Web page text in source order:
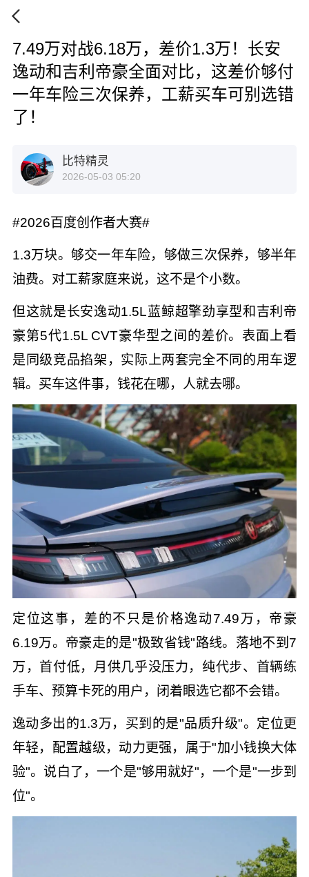
7.49万对战6.18万，差价1.3万！长安
逸动和吉利帝豪全面对比，这差价够付
一年车险三次保养，工薪买车可别选错
了！
比特精灵
2026-05-03 05:20
#2026百度创作者大赛#
1.3万块。够交一年车险，够做三次保养，够半年
油费。对工薪家庭来说，这不是个小数。
但这就是长安逸动1.5L蓝鲸超擎劲享型和吉利帝
豪第5代1.5L CVT豪华型之间的差价。表面上看
是同级竞品掐架，实际上两套完全不同的用车逻
辑。买车这件事，钱花在哪，人就去哪。
定位这事，差的不只是价格逸动7.49万，帝豪
6.19万。帝豪走的是"极致省钱"路线。落地不到7
万，首付低，月供几乎没压力，纯代步、首辆练
手车、预算卡死的用户，闭着眼选它都不会错。
逸动多出的1.3万，买到的是"品质升级"。定位更
年轻，配置越级，动力更强，属于"加小钱换大体
验"。说白了，一个是"够用就好"，一个是"一步到
位"。